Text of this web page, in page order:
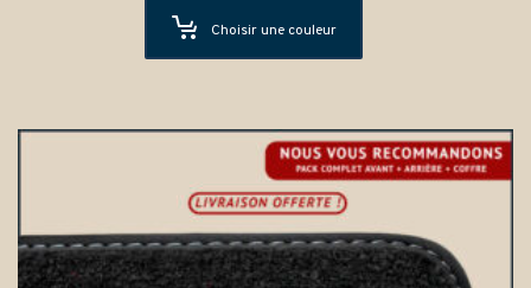
Choisir une couleur